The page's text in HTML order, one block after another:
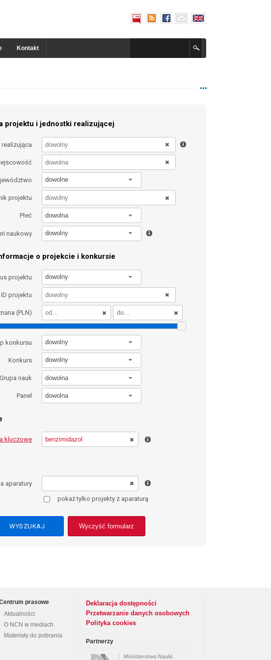
Kontakt
projektu i jednostki realizującej
dowolne
projektu
Płeć dowolna
naukowy dowolny
o projekcie i konkursie
projektu dowolny
ID projektu
(PLN)
konkursu dowolny
Konkurs dowolny
Grupa nauk dowolna
Panel dowolna
kluczowe
aparatury
pokaż tylko projekty z aparaturą
Wyczyść formularz
prasowe
Aktualności
O NCN w mediach
Materiały do pobrania
Deklaracja dostępności
Przetwarzanie danych osobowych
Polityka cookies
Partnerzy